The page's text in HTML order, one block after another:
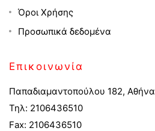
Όροι Χρήσης
Προσωπικά δεδομένα
Επικοινωνία
Παπαδιαμαντοπούλου 182, Αθήνα
Τηλ: 2106436510
Fax: 2106436510